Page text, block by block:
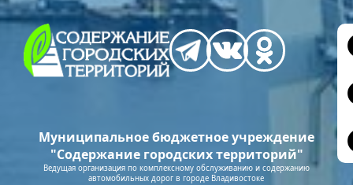
Муниципальное бюджетное учреждение
"Содержание городских территорий"
Ведущая организация по комплексному обслуживанию и содержанию
автомобильных дорог в городе Владивостоке